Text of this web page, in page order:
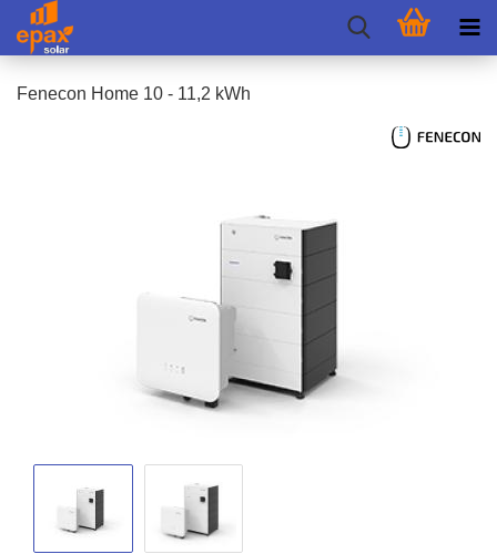
Fen­e­con Home 10 - 11,2 kWh